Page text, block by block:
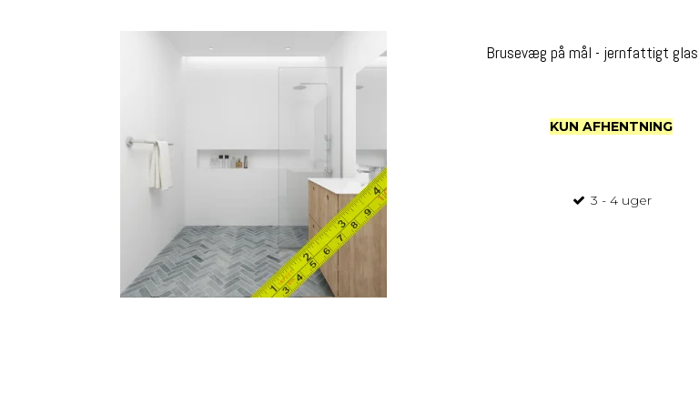
Brusevæg på mål - jernfattigt
KUN AFHENTNING
3 - 4 uger